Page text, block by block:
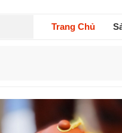
Trang Chủ